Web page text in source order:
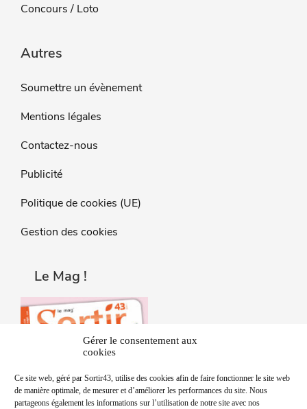
Gérer le consentement aux
cookies
Ce site web, géré par Sortir43, utilise des cookies afin de faire fonctionner le site web
de manière optimale, de mesurer et d’améliorer les performances du site. Nous
partageons également les informations sur l’utilisation de notre site avec nos
Concours / Loto
Autres
Soumettre un évènement
Mentions légales
Contactez-nous
Publicité
Politique de cookies (UE)
Gestion des cookies
Le Mag !